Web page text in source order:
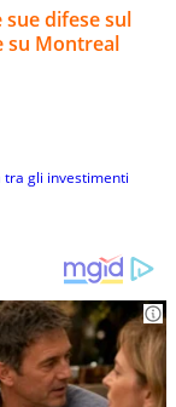
sue difese sul
su Montreal
tra gli investimenti